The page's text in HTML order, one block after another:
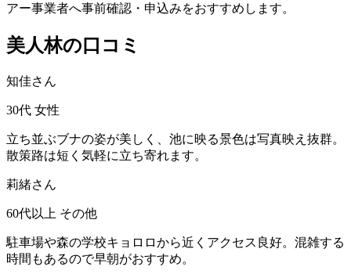
アー事業者へ事前確認・申込みをおすすめします。
美人林の口コミ
知佳さん
30代 女性
立ち並ぶブナの姿が美しく、池に映る景色は写真映え抜群。
散策路は短く気軽に立ち寄れます。
莉緒さん
60代以上 その他
駐車場や森の学校キョロロから近くアクセス良好。混雑する
時間もあるので早朝がおすすめ。